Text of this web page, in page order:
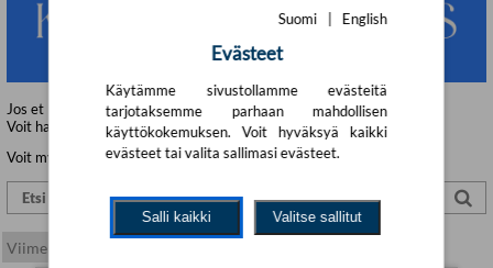
Jos et löydä haluamaasi kirjaa tästä, hae kirja tuotehaustamme!
Voit hakea kirjan nimellä, kirjailijalla tai ISBN-koodilla.
Voit myös ottaa meihin yhteyttä:Yhteystiedot
Suomi | English
Evästeet
Käytämme sivustollamme evästeitä
tarjotaksemme parhaan mahdollisen
käyttökokemuksen. Voit hyväksyä kaikki
evästeet tai valita sallimasi evästeet.
Salli kaikki Valitse sallitut